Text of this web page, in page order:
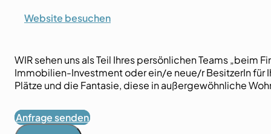
Website besuchen
WIR sehen uns als Teil Ihres persönlichen Teams
Immobilien-Investment oder ein/e neue/r BesitzerIn für
Plätze und die Fantasie, diese in außergewöhnliche
Anfrage senden